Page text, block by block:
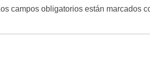
campos obligatorios están marcados